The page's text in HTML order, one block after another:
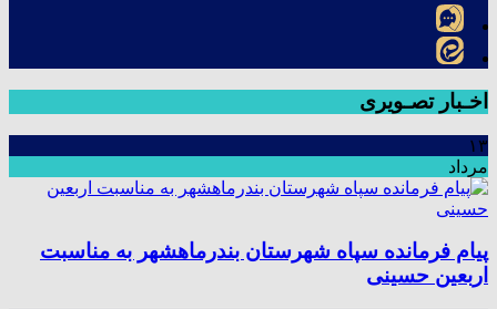
اخـبار تصـویری
۱۳
مرداد
پیام فرمانده سپاه شهرستان بندرماهشهر به مناسبت
اربعین حسینی